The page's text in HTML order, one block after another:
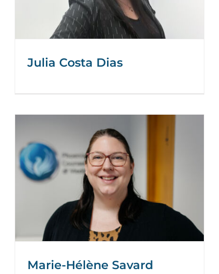
Julia Costa Dias
Marie-Hélène Savard